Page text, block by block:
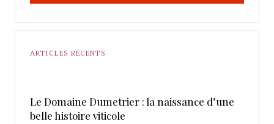
ARTICLES RÉCENTS
Le Domaine Dumetrier : la naissance d’une
belle histoire viticole